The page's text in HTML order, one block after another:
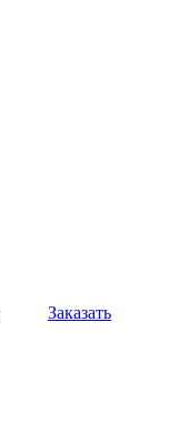
Заказать